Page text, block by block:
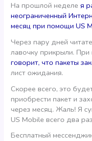
На прошлой неделея
неограниченный
месяц при помощи US
Через пару дней
лавочку прикрыли.
говорит, что пакеты
лист ожидания.
Скорее всего, это
приобрести пакет и
через месяц. Жаль! Я
US Mobile всего два
Бесплатный